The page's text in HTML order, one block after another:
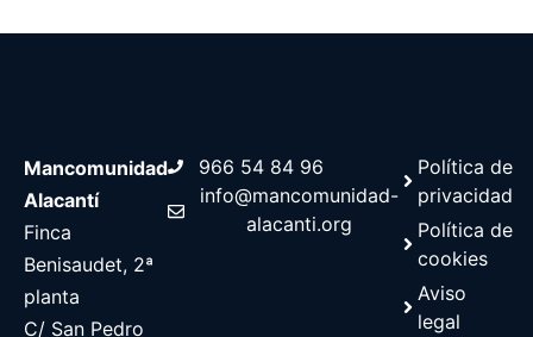
Mancomunidad
Alacantí
Finca
Benisaudet, 2ª
planta
C/ San Pedro
966 54 84 96
info@mancomunidad-
alacanti.org
Política de
privacidad
Política de
cookies
Aviso
legal